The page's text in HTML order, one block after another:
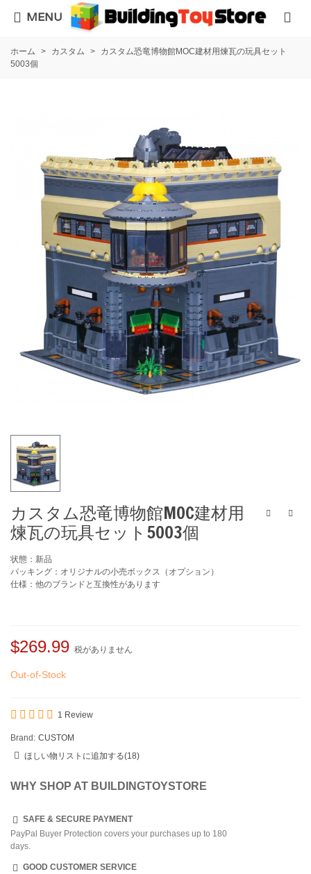
MENU
ホーム > カスタム >
カスタム恐竜博物館MOC建材用煉瓦の玩具セット
5003個
カスタム恐竜博物館MOC建材用
煉瓦の玩具セット5003個
状態：新品
パッキング：オリジナルの小売ボックス（オプション）
仕様：他のブランドと互換性があります
$269.99 税がありません
Out-of-Stock
1 Review
Brand: CUSTOM
ほしい物リストに追加する(18)
WHY SHOP AT BUILDINGTOYSTORE
SAFE & SECURE PAYMENT
PayPal Buyer Protection covers your purchases up to 180
days.
GOOD CUSTOMER SERVICE